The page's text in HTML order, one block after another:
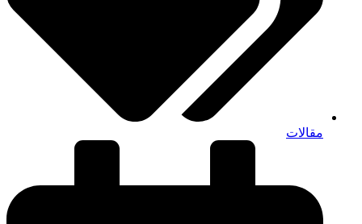
مقالات